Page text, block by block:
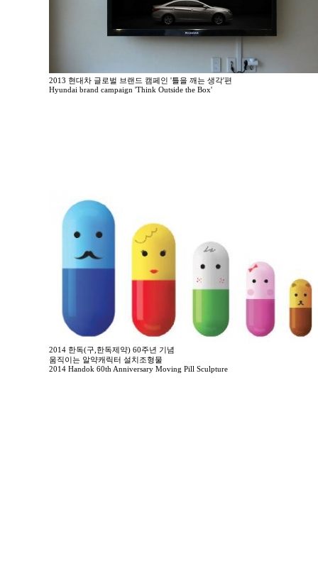
2013 현대차 글로벌 브랜드 캠페인 '틀을 깨는 생각'편
Hyundai brand campaign 'Think Outside the Box'
2014 한독(구,한독제약) 60주년 기념
움직이는 알약캐릭터 설치조형물
2014 Handok 60th Anniversary Moving Pill Sculpture